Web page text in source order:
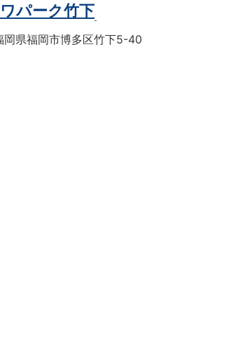
パーク竹下
岡県福岡市博多区竹下5-40